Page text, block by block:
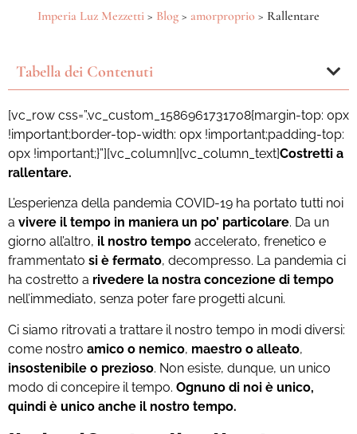
Imperia Luz Mezzetti > Blog > amorproprio > Rallentare
Tabella dei Contenuti
[vc_row css=”.vc_custom_1586961731708{margin-top: 0px
!important;border-top-width: 0px !important;padding-top:
0px !important;}”][vc_column][vc_column_text]Costretti a
rallentare.
L’esperienza della pandemia COVID-19 ha portato tutti noi
a vivere il tempo in maniera un po’ particolare. Da un
giorno all’altro, il nostro tempo accelerato, frenetico e
frammentato si è fermato, decompresso. La pandemia ci
ha costretto a rivedere la nostra concezione di tempo
nell’immediato, senza poter fare progetti alcuni.
Ci siamo ritrovati a trattare il nostro tempo in modi diversi:
come nostro amico o nemico, maestro o alleato,
insostenibile o prezioso. Non esiste, dunque, un unico
modo di concepire il tempo. Ognuno di noi è unico,
quindi è unico anche il nostro tempo.